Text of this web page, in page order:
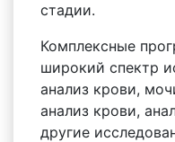
стадии.
Комплексные
широкий спектр
анализ крови,
анализ крови,
другие